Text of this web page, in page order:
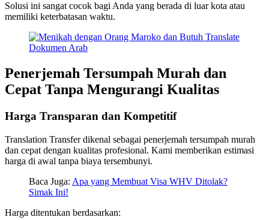
Solusi ini sangat cocok bagi Anda yang berada di luar kota atau
memiliki keterbatasan waktu.
Penerjemah Tersumpah Murah dan
Cepat Tanpa Mengurangi Kualitas
Harga Transparan dan Kompetitif
Translation Transfer dikenal sebagai penerjemah tersumpah murah
dan cepat dengan kualitas profesional. Kami memberikan estimasi
harga di awal tanpa biaya tersembunyi.
Baca Juga: Apa yang Membuat Visa WHV Ditolak?
Simak Ini!
Harga ditentukan berdasarkan: